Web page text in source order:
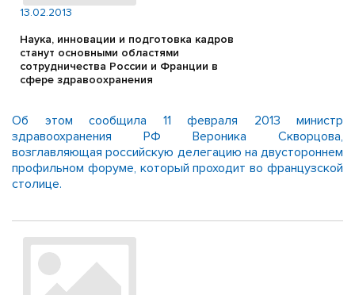
13.02.2013
Наука, инновации и подготовка кадров
станут основными областями
сотрудничества России и Франции в
сфере здравоохранения
Об этом сообщила 11 февраля 2013 министр
здравоохранения РФ Вероника Скворцова,
возглавляющая российскую делегацию на двустороннем
профильном форуме, который проходит во французской
столице.